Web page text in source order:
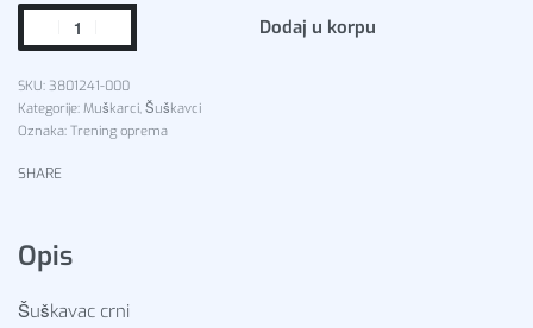
Dodaj u korpu
3801241-000
Kategorije: Muškarci, Šuškavci
Oznaka: Trening oprema
SHARE
Opis
Šuškavac crni